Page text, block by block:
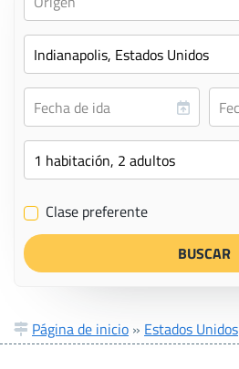
✔ Clase preferente
Página de inicio » Estados Unidos